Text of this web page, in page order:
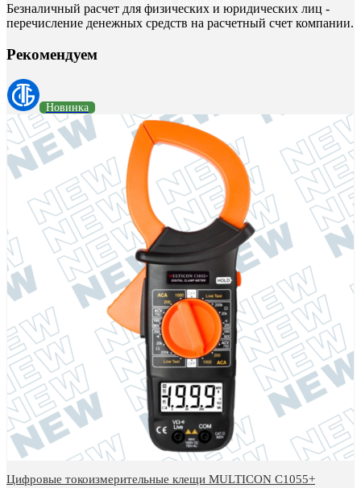
Безналичный расчет для физических и юридических лиц -
перечисление денежных средств на расчетный счет компании.
Рекомендуем
Новинка
Цифровые токоизмерительные клещи MULTICON C1055+